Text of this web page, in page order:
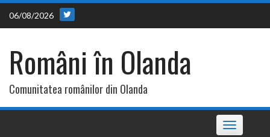
Skip
content
06/08/2026
Români în Olanda
Comunitatea românilor din Olanda
Toggle
navigation